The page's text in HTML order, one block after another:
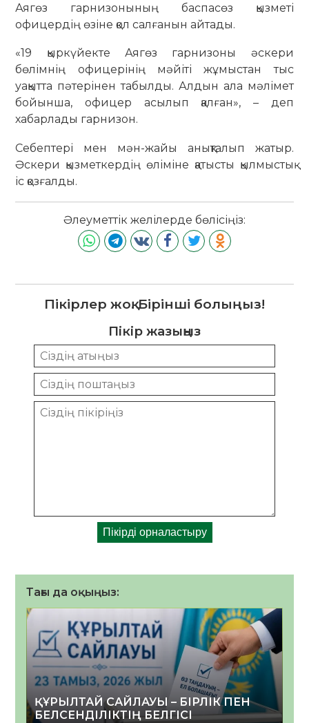
Аягөз гарнизонының баспасөз қызметі
офицердің өзіне қол салғанын айтады.
«19 қыркүйекте Аягөз гарнизоны әскери
бөлімнің офицерінің мәйіті жұмыстан тыс
уақытта пәтерінен табылды. Алдын ала мәлімет
бойынша, офицер асылып қалған», – деп
хабарлады гарнизон.
Себептері мен мән-жайы анықталып жатыр.
Әскери қызметкердің өліміне қатысты қылмыстық
іс қозғалды.
Әлеуметтік желілерде бөлісіңіз:
Пікірлер жоқ. Бірінші болыңыз!
Пікір жазыңыз
Тағы да оқыңыз:
ҚҰРЫЛТАЙ САЙЛАУЫ – БІРЛІК ПЕН
БЕЛСЕНДІЛІКТІҢ БЕЛГІСІ